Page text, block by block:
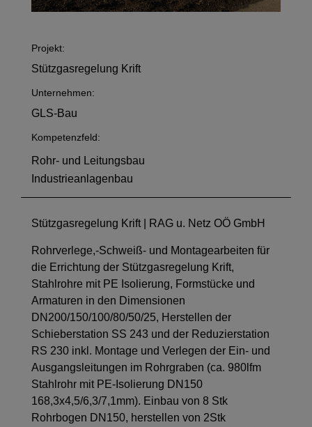
Projekt:
Stützgasregelung Krift
Unternehmen:
GLS-Bau
Kompetenzfeld:
Rohr- und Leitungsbau
Industrieanlagenbau
Stützgasregelung Krift | RAG u. Netz OÖ GmbH
Rohrverlege,-Schweiß- und Montagearbeiten für
die Errichtung der Stützgasregelung Krift,
Stahlrohre mit PE Isolierung, Formstücke und
Armaturen in den Dimensionen
DN200/150/100/80/50/25, Herstellen der
Schieberstation SS 243 und der Reduzierstation
RS 230 inkl. Montage und Verlegen der Ein- und
Ausgangsleitungen im Rohrgraben (ca. 980lfm
Stahlrohr mit PE-Isolierung DN150
168,3x4,5/6,3/7,1mm). Einbau von 8 Stk
Rohrbogen DN150, herstellen von 2Stk